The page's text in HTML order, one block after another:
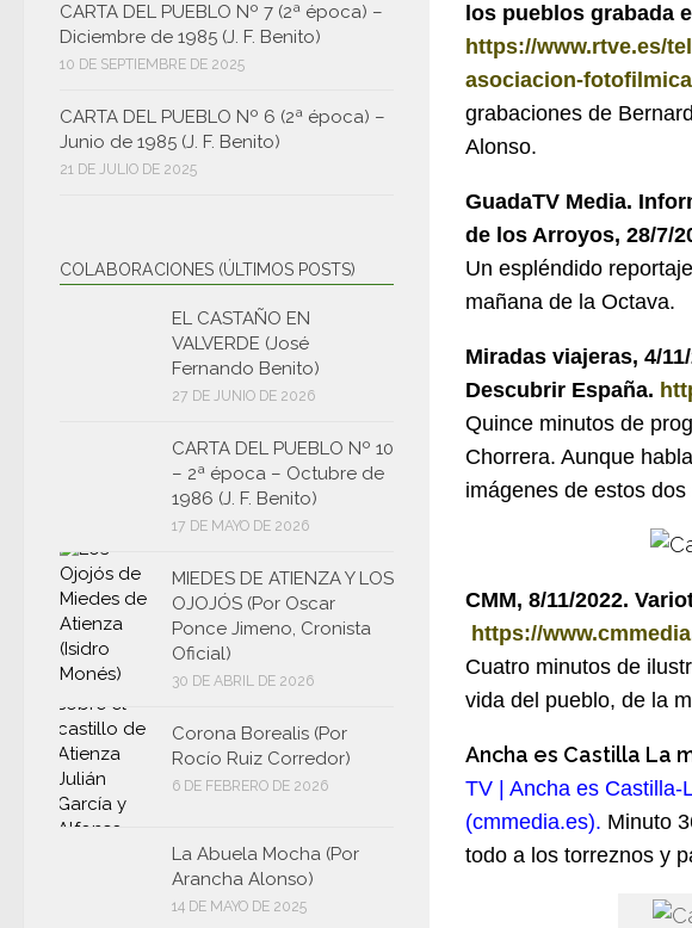
los pueblos grabada
https://www.rtve.es/
asociacion-
grabaciones de
Alonso.
GuadaTV Media.
de los Arroyos, 28/7/
Un espléndido
mañana de la Octava.
Miradas viajeras, 4/
Descubrir España.
Quince minutos de
Chorrera. Aunque
imágenes de estos dos
CMM, 8/11/2022.
https://
Cuatro minutos de
vida del pueblo, de la
Ancha es Castilla La
TV | Ancha es
(cmmedia.es). Minuto
todo a los torreznos y
CARTA DEL PUEBLO Nº 7 (2ª época) –
Diciembre de 1985 (J. F. Benito)
10 DE SEPTIEMBRE DE 2025
CARTA DEL PUEBLO Nº 6 (2ª época) –
Junio de 1985 (J. F. Benito)
21 DE JULIO DE 2025
COLABORACIONES (ÚLTIMOS POSTS)
EL CASTAÑO EN
VALVERDE (José
Fernando Benito)
27 DE JUNIO DE 2026
CARTA DEL PUEBLO Nº 10
– 2ª época – Octubre de
1986 (J. F. Benito)
17 DE MAYO DE 2026
MIEDES DE ATIENZA Y LOS
OJOJÓS (Por Oscar
Ponce Jimeno, Cronista
Oficial)
30 DE ABRIL DE 2026
Corona Borealis (Por
Rocío Ruiz Corredor)
6 DE FEBRERO DE 2026
La Abuela Mocha (Por
Arancha Alonso)
14 DE MAYO DE 2025